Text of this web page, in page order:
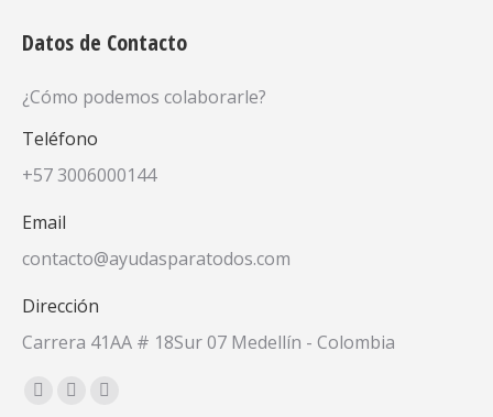
Datos de Contacto
¿Cómo podemos colaborarle?
Teléfono
+57 3006000144
Email
contacto@ayudasparatodos.com
Dirección
Carrera 41AA # 18Sur 07 Medellín - Colombia
Encuéntranos en:
Facebook
X
YouTube